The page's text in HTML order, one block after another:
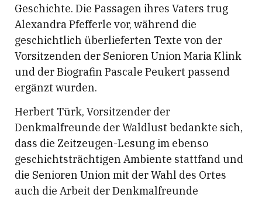
Geschichte. Die Passagen ihres Vaters trug
Alexandra Pfefferle vor, während die
geschichtlich überlieferten Texte von der
Vorsitzenden der Senioren Union Maria Klink
und der Biografin Pascale Peukert passend
ergänzt wurden.
Herbert Türk, Vorsitzender der
Denkmalfreunde der Waldlust bedankte sich,
dass die Zeitzeugen-Lesung im ebenso
geschichtsträchtigen Ambiente stattfand und
die Senioren Union mit der Wahl des Ortes
auch die Arbeit der Denkmalfreunde